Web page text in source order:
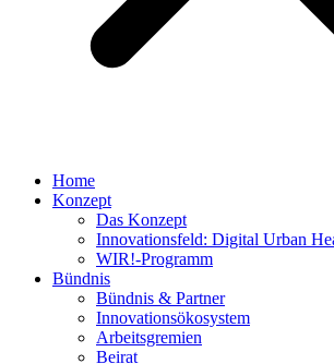
Home
Konzept
Das Konzept
Innovationsfeld: Digital Urban
WIR!-Programm
Bündnis
Bündnis & Partner
Innovationsökosystem
Arbeitsgremien
Beirat